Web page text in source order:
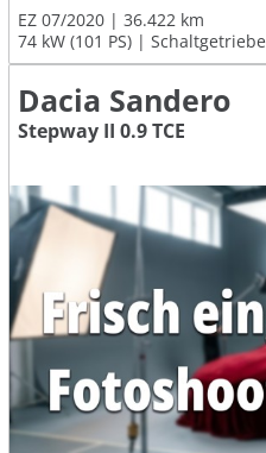
EZ 07/2020
36.422 km
74 kW (101 PS)
Schaltgetriebe
Dacia Sandero
Stepway II 0.9 TCE